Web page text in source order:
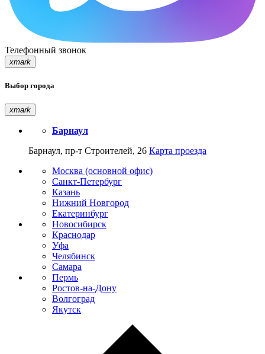
Телефонный звонок
xmark
Выбор города
xmark
Барнаул
Барнаул, пр-т Строителей, 26 Карта проезда
Москва (основной офис)
Санкт-Петербург
Казань
Нижний Новгород
Екатеринбург
Новосибирск
Краснодар
Уфа
Челябинск
Самара
Пермь
Ростов-на-Дону
Волгоград
Якутск